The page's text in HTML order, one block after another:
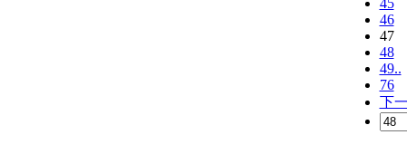
46
47
48
49..
76
下